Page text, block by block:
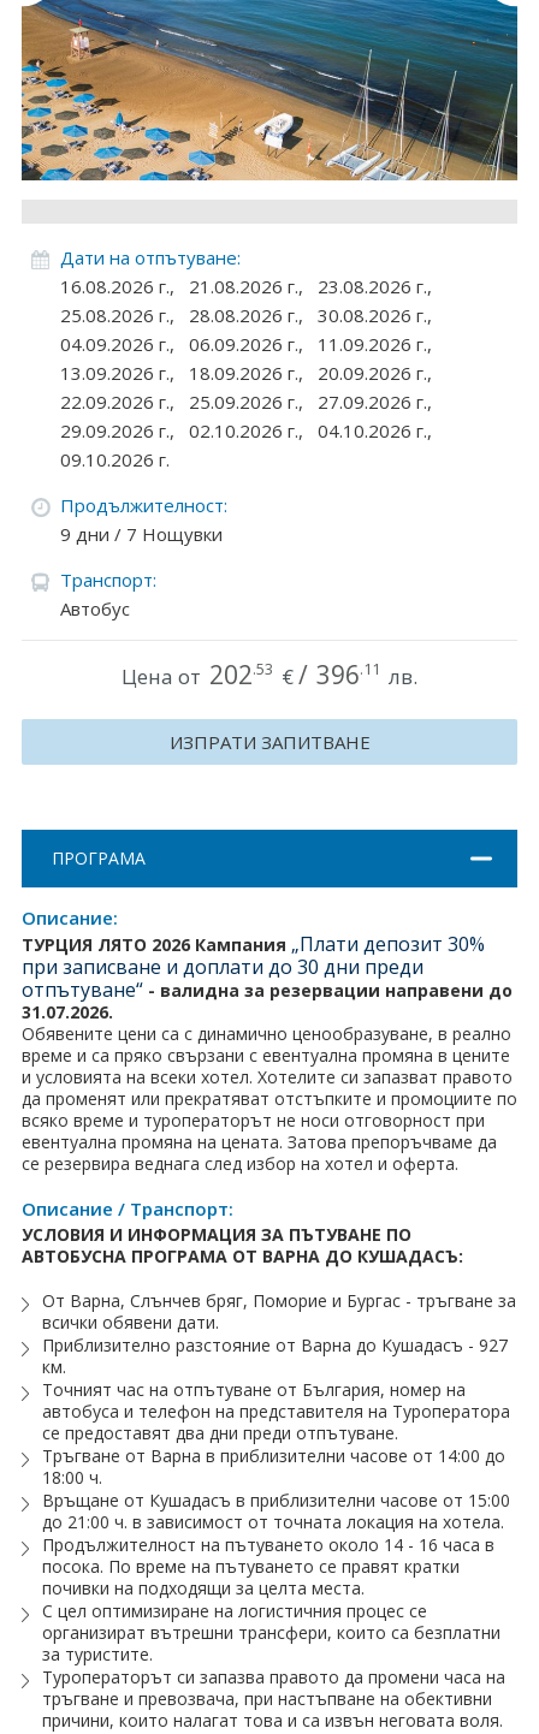
Круизи
Уикенд програми
ДЕСТИНАЦИИ
Египет
Чехия
България
Китай
Румъния
Албания
Гърция
Австрия
Сърбия - E-Tours
Испания
Франция
Швеция
ПРАЗНИЦИ
Празници в България
Нова година
ЕКЗОТИКА
Екзотични почивки
КРУИЗИ
САМОЛЕТНИ БИЛЕТИ
ХОТЕЛИ
Хотели в България
Хотели в чужбина
ЕЗИКОВО УЧИЛИЩЕ
Дати на отпътуване:
16.08.2026 г., 21.08.2026 г., 23.08.2026 г.,
25.08.2026 г., 28.08.2026 г., 30.08.2026 г.,
04.09.2026 г., 06.09.2026 г., 11.09.2026 г.,
13.09.2026 г., 18.09.2026 г., 20.09.2026 г.,
22.09.2026 г., 25.09.2026 г., 27.09.2026 г.,
29.09.2026 г., 02.10.2026 г., 04.10.2026 г.,
09.10.2026 г.
Продължителност:
9 дни / 7 Нощувки
Транспорт:
Автобус
Цена от 202.53 €/ 396.11 лв.
ИЗПРАТИ ЗАПИТВАНЕ
ПРОГРАМА
Описание:
ТУРЦИЯ ЛЯТО 2026 Кампания „Плати депозит 30%
при записване и доплати до 30 дни преди
отпътуване“ - валидна за резервации направени до
31.07.2026.
Обявените цени са с динамично ценообразуване, в реално
време и са пряко свързани с евентуална промяна в цените
и условията на всеки хотел. Хотелите си запазват правото
да променят или прекратяват отстъпките и промоциите по
всяко време и туроператорът не носи отговорност при
евентуална промяна на цената. Затова препоръчваме да
се резервира веднага след избор на хотел и оферта.
Описание / Транспорт:
УСЛОВИЯ И ИНФОРМАЦИЯ ЗА ПЪТУВАНЕ ПО
АВТОБУСНА ПРОГРАМА ОТ ВАРНА ДО КУШАДАСЪ:
От Варна, Слънчев бряг, Поморие и Бургас - тръгване за
всички обявени дати.
Приблизително разстояние от Варна до Кушадасъ - 927
км.
Точният час на отпътуване от България, номер на
автобуса и телефон на представителя на Tуроператора
се предоставят два дни преди отпътуване.
Тръгване от Варна в приблизителни часове от 14:00 до
18:00 ч.
Връщане от Кушадасъ в приблизителни часове от 15:00
до 21:00 ч. в зависимост от точната локация на хотела.
Продължителност на пътуването около 14 - 16 часа в
посока. По време на пътуването се правят кратки
почивки на подходящи за целта места.
С цел оптимизиране на логистичния процес се
организират вътрешни трансфери, които са безплатни
за туристите.
Туроператорът си запазва правото да промени часа на
тръгване и превозвача, при настъпване на обективни
причини, които налагат това и са извън неговата воля.